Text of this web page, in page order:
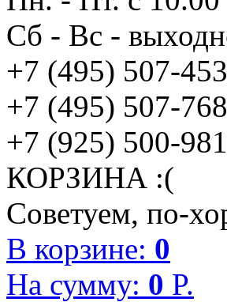
Сб - Вс -
+7 (495) 507-
+7 (495) 507-
+7 (925) 500-
КОРЗИНА :(
Советуем, по-
В корзине: 0
На сумму: 0 P.